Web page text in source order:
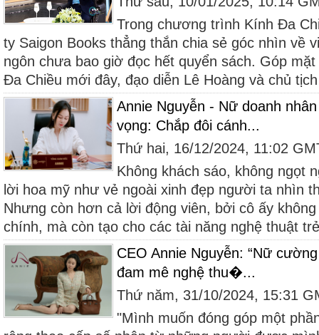
Trong chương trình Kính Đa
ty Saigon Books thẳng thắn chia sẻ góc nhìn về
ngôn chưa bao giờ đọc hết quyển sách. Góp
Đa Chiều mới đây, đạo diễn Lê Hoàng và chủ
Annie Nguyễn - Nữ doanh
vọng: Chắp đôi cánh...
Thứ hai, 16/12/2024, 11:02
Không khách sáo, không ngọt
lời hoa mỹ như vẻ ngoài xinh đẹp người ta nhìn
Nhưng còn hơn cả lời động viên, bởi cô ấy
chính, mà còn tạo cho các tài năng nghệ thuật
CEO Annie Nguyễn: “Nữ
đam mê nghệ thu�...
Thứ năm, 31/10/2024, 15:31
"Mình muốn đóng góp một